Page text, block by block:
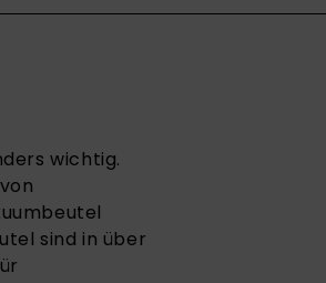
wichtig.
sind in über